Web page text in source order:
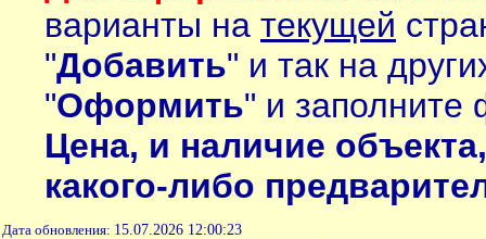
варианты на текущей
"Добавить" и так на
"Оформить" и заполните
Цена, и наличие
какого-либо
Дата обновления: 15.07.2026 12:00:23